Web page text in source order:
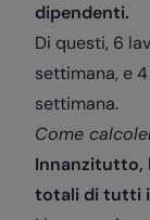
dipendenti.
Di questi, 6
settimana, e
settimana.
Come
Innanzitutto,
totali di tutti